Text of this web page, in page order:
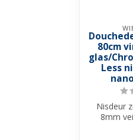
80cm
glas/
Less
Nisdeur
8mm